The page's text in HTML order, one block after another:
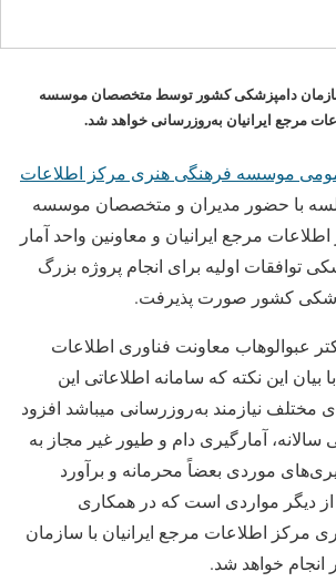
سازمان دامپزشکی کشور توسط متخصصان موسسه
مرجع ایرانیان به‌‌روزرسانی خواهد شد.
موسسه فرهنگی هنری مرکز اطلاعات
با حضور مدیران و متخصصان موسسه
مرجع ایرانیان و معاونین واحد آمار
توافقات اولیه برای انجام پروژه بزرگ
کشور صورت پذیرفت.
عبوالوهاب معاونت فناوری اطلاعات
این نکته که سامانه اطلاعاتی این
نیازمند به‌‌روزرسانی میباشد افزود
آمارگیری دام و طیور غیر مجاز به
موردی بعضاً محرمانه و برآورد
دیگر مواردی است که در همکاری
اطلاعات مرجع ایرانیان با سازمان
خواهد شد.